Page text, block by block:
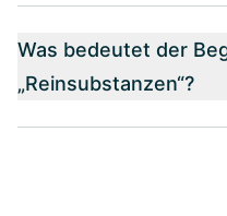
Was bedeutet der
„Reinsubstanzen“?